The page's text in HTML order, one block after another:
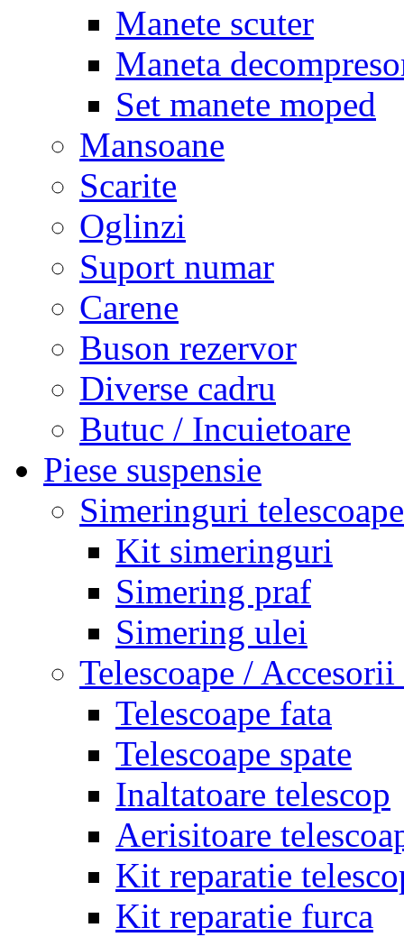
Manete scuter
Maneta
Set manete moped
Mansoane
Scarite
Oglinzi
Suport numar
Carene
Buson rezervor
Diverse cadru
Butuc / Incuietoare
Piese suspensie
Simeringuri telescoape
Kit simeringuri
Simering praf
Simering ulei
Telescoape / Accesorii
Telescoape fata
Telescoape spate
Inaltatoare telescop
Aerisitoare
Kit reparatie
Kit reparatie furca